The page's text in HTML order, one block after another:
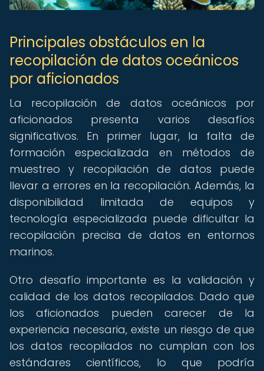
Principales obstáculos en la
recopilación de datos oceánicos
por aficionados
La recopilación de datos oceánicos por
aficionados presenta varios desafíos
significativos. En primer lugar, la falta de
formación especializada en métodos de
muestreo y recopilación de datos puede
llevar a errores en la recopilación. Además, la
disponibilidad limitada de equipos y
tecnología especializada puede dificultar la
recopilación precisa de datos en entornos
marinos.
Otro desafío importante es la validación y
calidad de los datos recopilados. Dado que
los aficionados pueden carecer de la
experiencia necesaria, existe un riesgo de que
los datos recopilados no cumplan con los
estándares científicos, lo que podría